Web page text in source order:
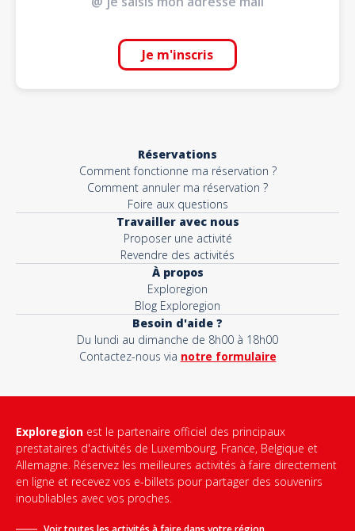
Je m'inscris
Réservations
Comment fonctionne ma réservation ?
Comment annuler ma réservation ?
Foire aux questions
Travailler avec nous
Proposer une activité
Revendre des activités
À propos
Exploregion
Blog Exploregion
Besoin d'aide ?
Du lundi au dimanche de 8h00 à 18h00
Contactez-nous via notre formulaire
Exploregion est le partenaire officiel des principaux
prestataires d'activités de Luxembourg, France, Belgique et
Allemagne. Réservez les meilleures activités à faire directement
en ligne et recevez vos e-billets pour partager des souvenirs
inoubliables avec vos proches.